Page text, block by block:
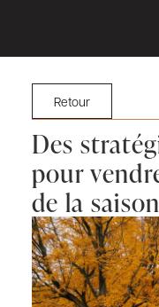
Retour
Des
pour
de la